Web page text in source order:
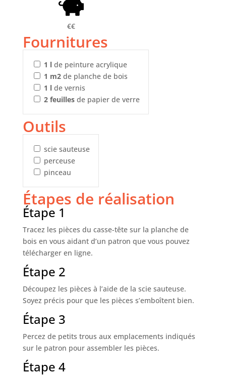
€€
Fournitures
1 lde peinture acrylique
1 m2de planche de bois
1 lde vernis
2 feuillesde papier de verre
Outils
scie sauteuse
perceuse
pinceau
Étapes de réalisation
Étape 1
Tracez les pièces du casse-tête sur la planche de
bois en vous aidant d’un patron que vous pouvez
télécharger en ligne.
Étape 2
Découpez les pièces à l’aide de la scie sauteuse.
Soyez précis pour que les pièces s’emboîtent bien.
Étape 3
Percez de petits trous aux emplacements indiqués
sur le patron pour assembler les pièces.
Étape 4